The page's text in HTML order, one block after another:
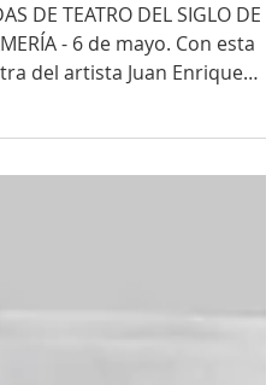
DE SIGLO
DE ALMERÍA"
- 6 de mayo. Con esta
del artista Juan Enrique